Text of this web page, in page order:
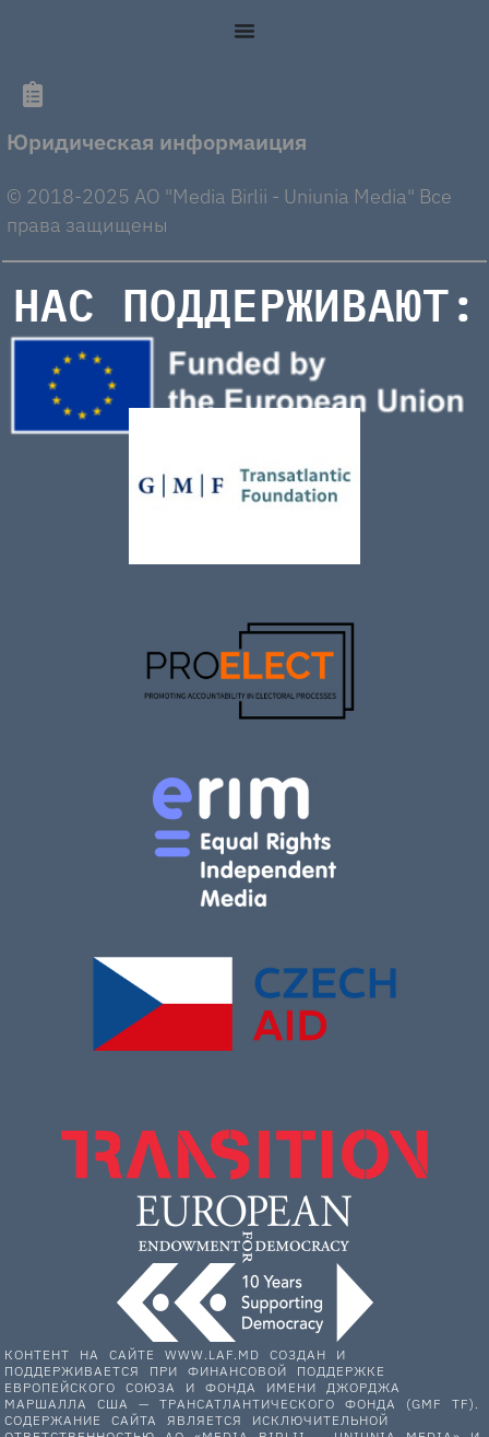
Юридическая информаиция
© 2018-2025 AO "Media Birlii - Uniunia Media" Все
права защищены
НАС ПОДДЕРЖИВАЮТ:
КОНТЕНТ НА САЙТЕ WWW.LAF.MD СОЗДАН И
ПОДДЕРЖИВАЕТСЯ ПРИ ФИНАНСОВОЙ ПОДДЕРЖКЕ
ЕВРОПЕЙСКОГО СОЮЗА И ФОНДА ИМЕНИ ДЖОРДЖА
МАРШАЛЛА США — ТРАНСАТЛАНТИЧЕСКОГО ФОНДА (GMF TF).
СОДЕРЖАНИЕ САЙТА ЯВЛЯЕТСЯ ИСКЛЮЧИТЕЛЬНОЙ